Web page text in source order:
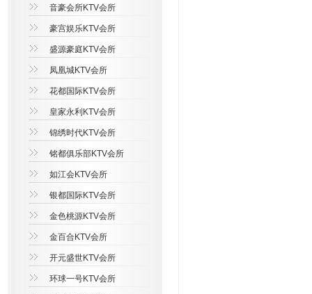
音豪会所KTV会所
豪宫娱乐KTV会所
盛源豪庭KTV会所
凤凰城KTV会所
花都国际KTV会所
皇家永利KTV会所
锦绣时代KTV会所
铭都俱乐部KTV会所
如江会KTV会所
银都国际KTV会所
金色桃源KTV会所
金百合KTV会所
开元盛世KTV会所
环球一号KTV会所